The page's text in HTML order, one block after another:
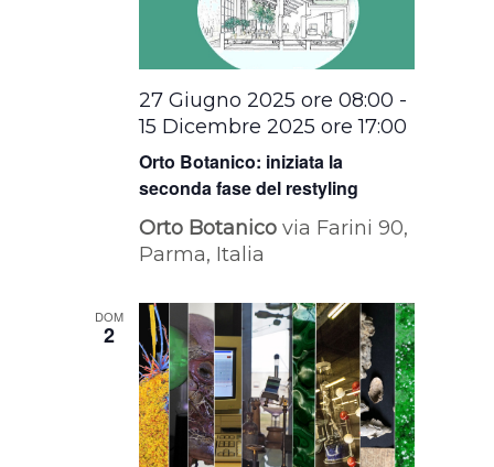
Orto Botanico: iniziata la
seconda fase del restyling
27 Giugno 2025 ore 08:00 -
15 Dicembre 2025 ore 17:00
Orto Botanicovia Farini 90,
Parma, Italia
DOM
2